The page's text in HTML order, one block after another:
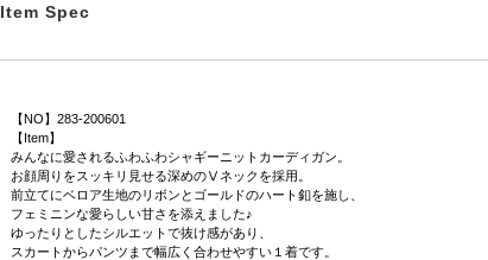
Item Spec
【NO】283-200601
【Item】
みんなに愛されるふわふわシャギーニットカーディガン。
お顔周りをスッキリ見せる深めのⅤネックを採用。
前立てにベロア生地のリボンとゴールドのハート釦を施し、
フェミニンな愛らしい甘さを添えました♪
ゆったりとしたシルエットで抜け感があり、
スカートからパンツまで幅広く合わせやすい１着です。